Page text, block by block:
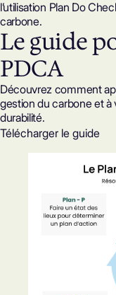
l’utilisation Plan Do
carbone.
Le guide
PDCA
Découvrez comment
gestion du carbone et
durabilité.
Télécharger le guide